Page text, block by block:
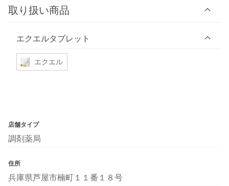
取り扱い商品
エクエルタブレット
エクエル
店舗タイプ
調剤薬局
住所
兵庫県芦屋市楠町１１番１８号